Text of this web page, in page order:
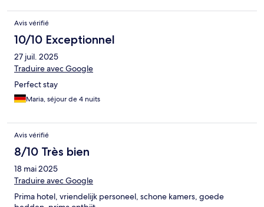
Avis vérifié
10/10 Exceptionnel
27 juil. 2025
Traduire avec Google
Perfect stay
Maria, séjour de 4 nuits
Avis vérifié
8/10 Très bien
18 mai 2025
Traduire avec Google
Prima hotel, vriendelijk personeel, schone kamers, goede